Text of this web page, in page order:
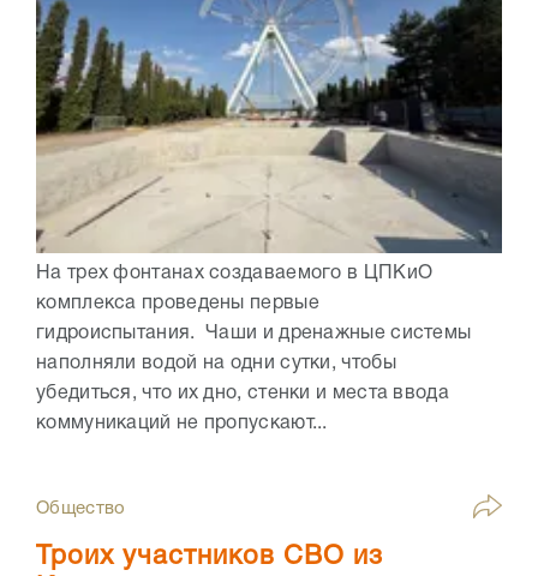
На трех фонтанах создаваемого в ЦПКиО
комплекса проведены первые
гидроиспытания. Чаши и дренажные системы
наполняли водой на одни сутки, чтобы
убедиться, что их дно, стенки и места ввода
коммуникаций не пропускают...
Общество
Троих участников СВО из